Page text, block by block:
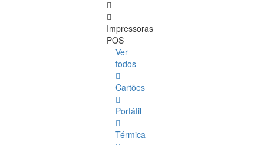
Impressoras
POS
Ver
todos
Cartões
Portátil
Térmica